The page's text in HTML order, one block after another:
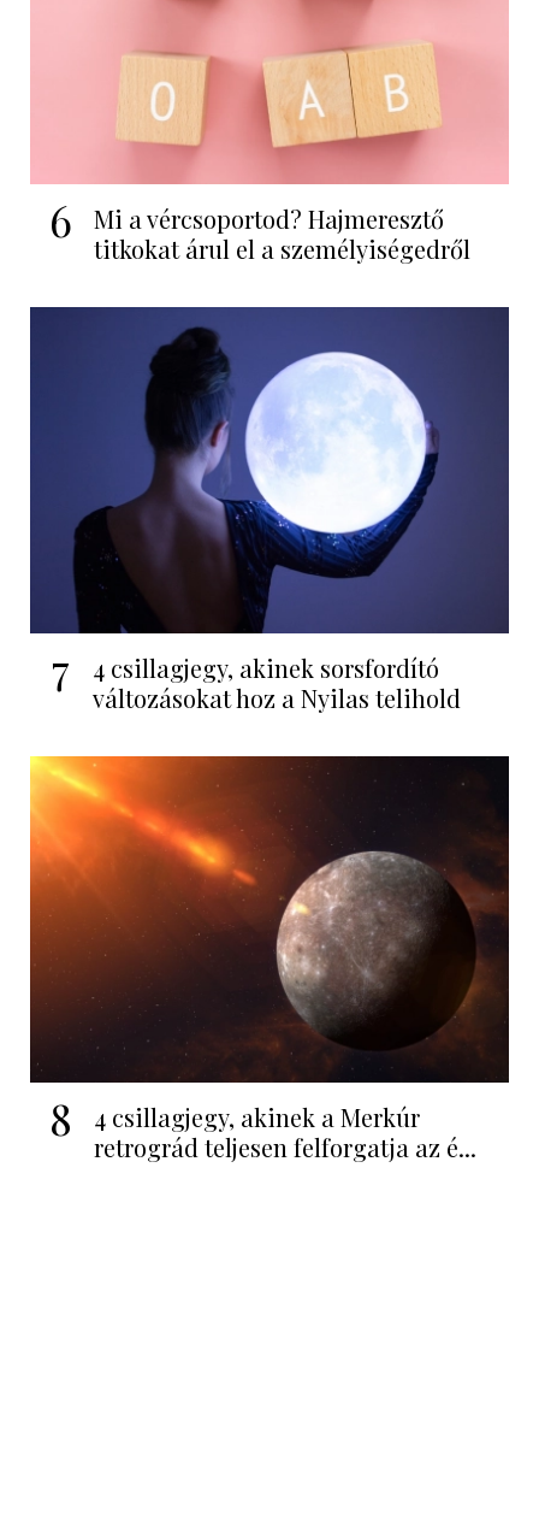
6
Mi a vércsoportod? Hajmeresztő
titkokat árul el a személyiségedről
7
4 csillagjegy, akinek sorsfordító
változásokat hoz a Nyilas telihold
8
4 csillagjegy, akinek a Merkúr
retrográd teljesen felforgatja az é...